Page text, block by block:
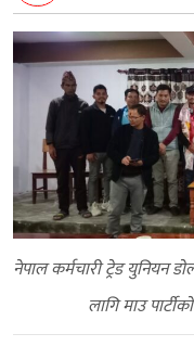
नेपाल कर्मचारी ट्रेड युनियन
लागि माउ